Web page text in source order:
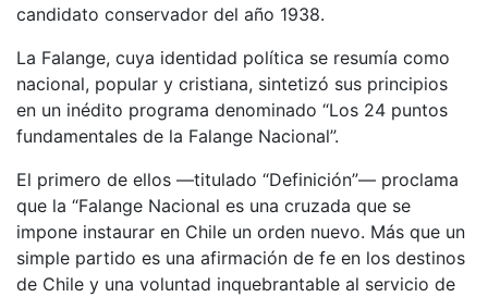
candidato conservador del año 1938.
La Falange, cuya identidad política se resumía como
nacional, popular y cristiana, sintetizó sus principios
en un inédito programa denominado “Los 24 puntos
fundamentales de la Falange Nacional”.
El primero de ellos —titulado “Definición”— proclama
que la “Falange Nacional es una cruzada que se
impone instaurar en Chile un orden nuevo. Más que un
simple partido es una afirmación de fe en los destinos
de Chile y una voluntad inquebrantable al servicio de